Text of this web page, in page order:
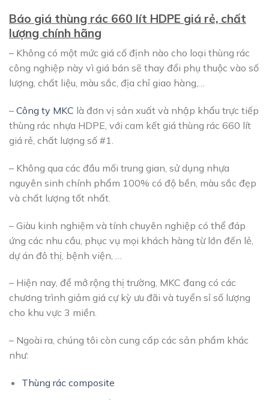
Báo giá thùng rác 660 lít HDPE giá rẻ, chất
lượng chính hãng
– Không có một mức giá cố định nào cho loại thùng rác
công nghiệp này vì giá bán sẽ thay đổi phụ thuộc vào số
lượng, chất liệu, màu sắc, địa chỉ giao hàng,…
– Công ty MKC là đơn vị sản xuất và nhập khẩu trực tiếp
thùng rác nhựa HDPE, với cam kết giá thùng rác 660 lít
giá rẻ, chất lượng số #1.
– Không qua các đầu mối trung gian, sử dụng nhựa
nguyên sinh chính phẩm 100% có độ bền, màu sắc đẹp
và chất lượng tốt nhất.
– Giàu kinh nghiệm và tính chuyên nghiệp có thể đáp
ứng các nhu cầu, phục vụ mọi khách hàng từ lớn đến lẻ,
dự án đô thị, bệnh viện, …
– Hiện nay, để mở rộng thị trường, MKC đang có các
chương trình giảm giá cự kỳ ưu đãi và tuyển sỉ số lượng
cho khu vực 3 miền.
– Ngoài ra, chúng tôi còn cung cấp các sản phẩm khác
như:
Thùng rác composite